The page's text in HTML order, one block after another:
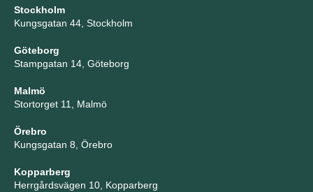
Stockholm
Kungsgatan 44, Stockholm
Göteborg
Stampgatan 14, Göteborg
Malmö
Stortorget 11, Malmö
Örebro
Kungsgatan 8, Örebro
Kopparberg
Herrgårdsvägen 10, Kopparberg